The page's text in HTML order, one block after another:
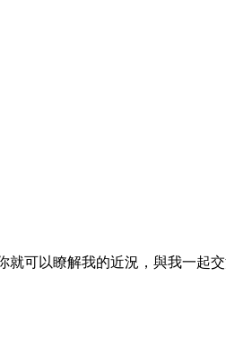
就可以瞭解我的近況，與我一起交